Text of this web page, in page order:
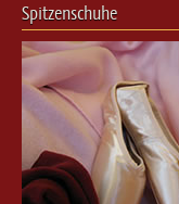
Spitzenschuhe